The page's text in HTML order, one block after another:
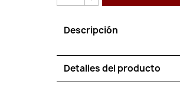
Descripción
Detalles del producto